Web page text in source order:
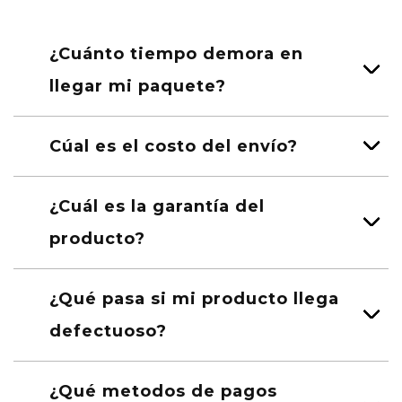
¿Cuánto tiempo demora en
llegar mi paquete?
Cúal es el costo del envío?
¿Cuál es la garantía del
producto?
¿Qué pasa si mi producto llega
defectuoso?
¿Qué metodos de pagos